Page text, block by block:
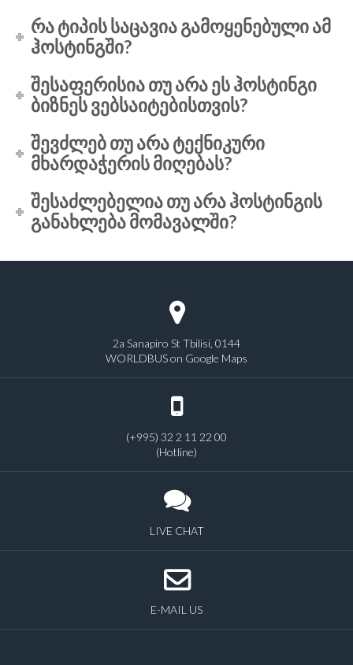
რა ტიპის საცავია გამოყენებული ამ
ჰოსტინგში?
შესაფერისია თუ არა ეს ჰოსტინგი
ბიზნეს ვებსაიტებისთვის?
შევძლებ თუ არა ტექნიკური
მხარდაჭერის მიღებას?
შესაძლებელია თუ არა ჰოსტინგის
განახლება მომავალში?
2a Sanapiro St Tbilisi, 0144
WORLDBUS on Google Maps
(+995) 32 2 11 22 00
(Hotline)
LIVE CHAT
E-MAIL US